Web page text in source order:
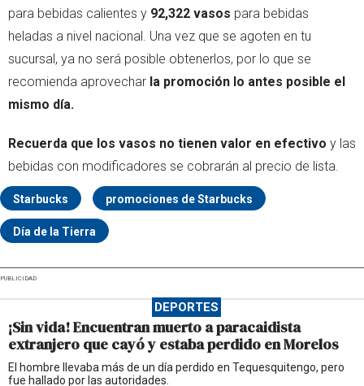
para bebidas calientes y 92,322 vasos para bebidas
heladas a nivel nacional. Una vez que se agoten en tu
sucursal, ya no será posible obtenerlos, por lo que se
recomienda aprovechar la promoción lo antes posible el
mismo día.
Recuerda que los vasos no tienen valor en efectivo y las
bebidas con modificadores se cobrarán al precio de lista.
Starbucks promociones de Starbucks
Día de la Tierra
PUBLICIDAD
DEPORTES
¡Sin vida! Encuentran muerto a paracaidista
extranjero que cayó y estaba perdido en Morelos
El hombre llevaba más de un día perdido en Tequesquitengo, pero
fue hallado por las autoridades.